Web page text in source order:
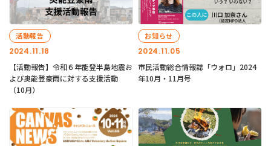
2024.11.18
活動報告
【活動報告】令和６年能登半島地震お
よび奥能登豪雨に対する支援活動
（10月）
2024.11.05
お知らせ
市民活動総合情報誌「ウォロ」2024
年10月・11月号